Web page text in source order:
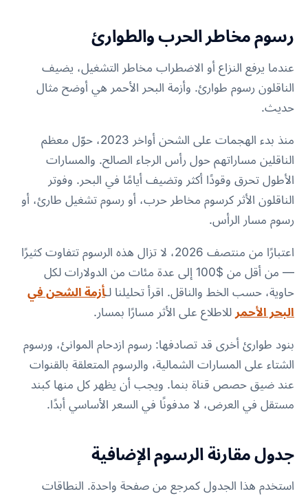
رسوم مخاطر الحرب والطوارئ
عندما يرفع النزاع أو الاضطراب مخاطر التشغيل، يضيف
الناقلون رسوم طوارئ. وأزمة البحر الأحمر هي أوضح مثال
حديث.
منذ بدء الهجمات على الشحن أواخر 2023، حوّل معظم
الناقلين مساراتهم حول رأس الرجاء الصالح. والمسارات
الأطول تحرق وقودًا أكثر وتضيف أيامًا في البحر. وفوتر
الناقلون الأثر كرسوم مخاطر حرب، أو رسوم تشغيل طارئ، أو
رسوم مسار الرأس.
اعتبارًا من منتصف 2026، لا تزال هذه الرسوم تتفاوت كثيرًا
— من أقل من $100 إلى عدة مئات من الدولارات لكل
حاوية، حسب الخط والناقل. اقرأ تحليلنا لـأزمة الشحن في
البحر الأحمر للاطلاع على الأثر مسارًا بمسار.
بنود طوارئ أخرى قد تصادفها: رسوم ازدحام الموانئ، ورسوم
الشتاء على المسارات الشمالية، والرسوم المتعلقة بالقنوات
عند ضيق حصص قناة بنما. ويجب أن يظهر كل منها كبند
مستقل في العرض، لا مدفونًا في السعر الأساسي أبدًا.
جدول مقارنة الرسوم الإضافية
استخدم هذا الجدول كمرجع من صفحة واحدة. النطاقات